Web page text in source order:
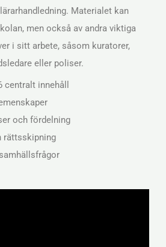
Materialet kan
men också av andra viktiga
i sitt arbete, såsom kuratorer,
eller poliser.
innehåll
och fördelning
rättsskipning